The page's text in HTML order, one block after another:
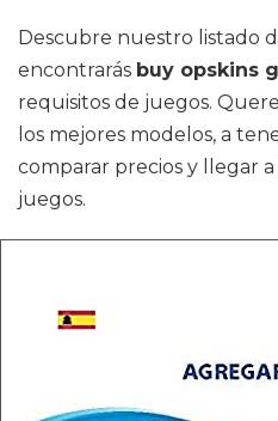
Descubre nuestro listado
encontrarás buy opskins
requisitos de juegos.
los mejores modelos, a
comparar precios y llegar
juegos.